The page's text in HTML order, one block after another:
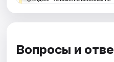
Вопросы и